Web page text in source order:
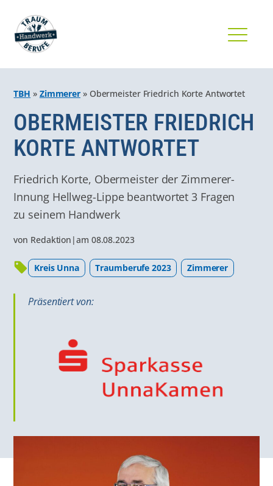
TBH » Zimmerer » Obermeister Friedrich Korte Antwortet
OBERMEISTER FRIEDRICH
KORTE ANTWORTET
Friedrich Korte, Obermeister der Zimmerer-
Innung Hellweg-Lippe beantwortet 3 Fragen
zu seinem Handwerk
von Redaktion |am 08.08.2023
Kreis Unna Traumberufe 2023 Zimmerer
Präsentiert von: